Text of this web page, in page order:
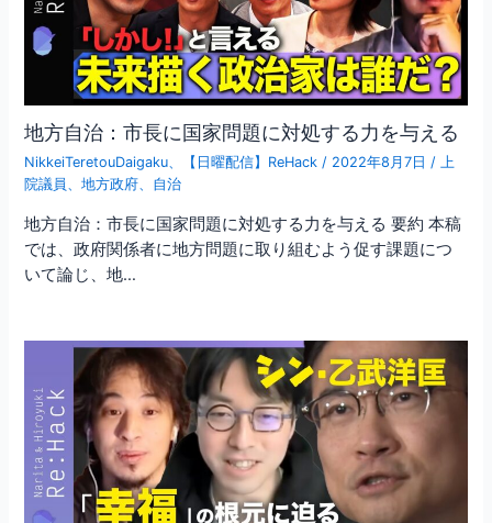
地方自治：市長に国家問題に対処する力を与える
NikkeiTeretouDaigaku、 【日曜配信】ReHack / 2022年8月7日 /上
院議員 、地方政府、 自治
地方自治：市長に国家問題に対処する力を与える 要約 本稿
では、政府関係者に地方問題に取り組むよう促す課題につ
いて論じ、地…